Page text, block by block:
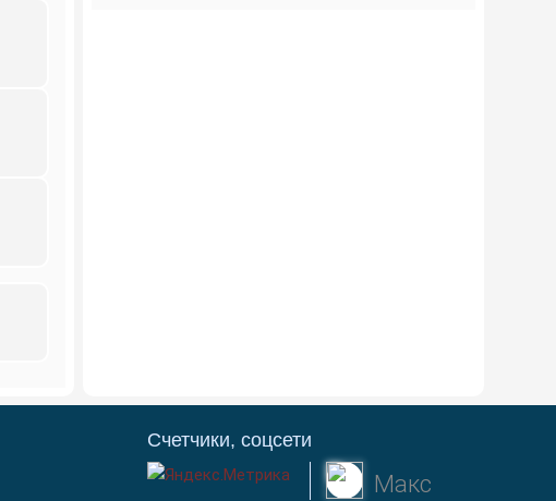
Счетчики, соцсети
Макс